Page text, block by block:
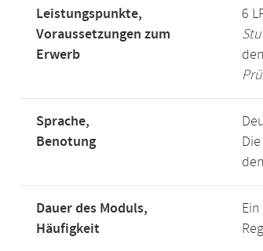
Leistungspunkte,
Voraussetzungen zum
Erwerb
6
Sprache,
Benotung
Dauer des Moduls,
Häufigkeit